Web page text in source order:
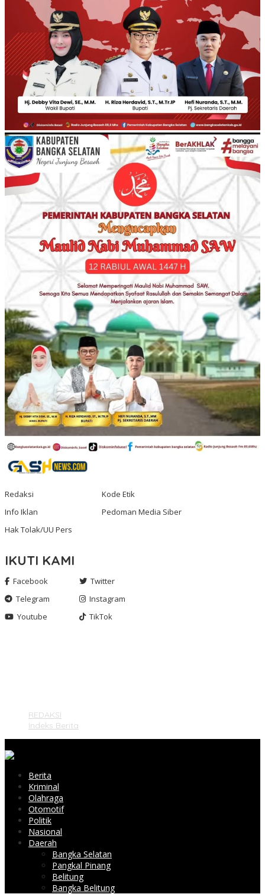
Redaksi
Kode Etik
Info Iklan
Pedoman Media Siber
Hak Tolak/UU Pers
IKUTI KAMI
Facebook
Twitter
Telegram
Instagram
Youtube
TikTok
REDAKSI
Indeks Berita
Berita
Kriminal
Olahraga
Otomotif
Politik
Nasional
Daerah
Bangka Selatan
Pangkal Pinang
Belitung
Bangka Belitung